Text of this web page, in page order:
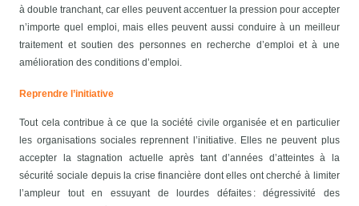
à double tranchant, car elles peuvent accentuer la pression pour accepter
n’importe quel emploi, mais elles peuvent aussi conduire à un meilleur
traitement et soutien des personnes en recherche d’emploi et à une
amélioration des conditions d’emploi.
Reprendre l’initiative
Tout cela contribue à ce que la société civile organisée et en particulier
les organisations sociales reprennent l’initiative. Elles ne peuvent plus
accepter la stagnation actuelle après tant d’années d’atteintes à la
sécurité sociale depuis la crise financière dont elles ont cherché à limiter
l’ampleur tout en essuyant de lourdes défaites : dégressivité des